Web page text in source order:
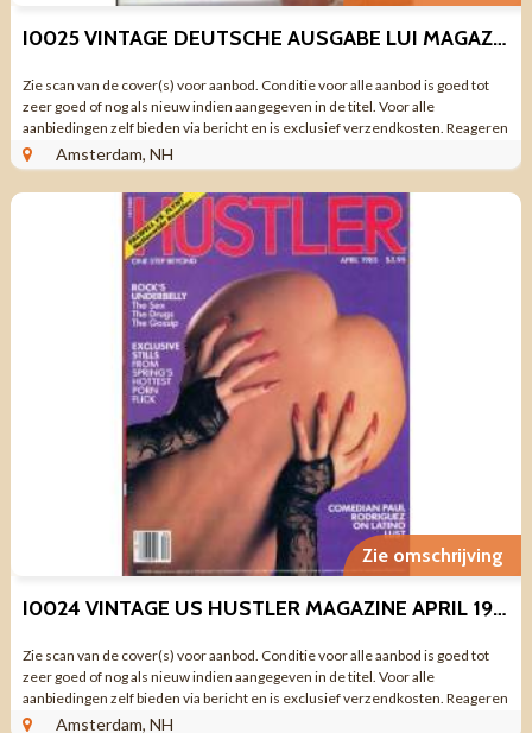
I0025 VINTAGE DEUTSCHE AUSGABE LUI MAGAZINE JUNI 1982
Zie scan van de cover(s) voor aanbod. Conditie voor alle aanbod is goed tot
zeer goed of nog als nieuw indien aangegeven in de titel. Voor alle
aanbiedingen zelf bieden via bericht en is exclusief verzendkosten. Reageren
via aanbieding ...
Amsterdam, NH
Zie omschrijving
I0024 VINTAGE US HUSTLER MAGAZINE APRIL 1985
Zie scan van de cover(s) voor aanbod. Conditie voor alle aanbod is goed tot
zeer goed of nog als nieuw indien aangegeven in de titel. Voor alle
aanbiedingen zelf bieden via bericht en is exclusief verzendkosten. Reageren
via aanbieding ...
Amsterdam, NH